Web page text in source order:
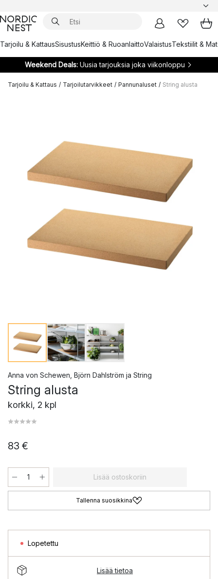
Tarjoilu & KattausSisustusKeittiö & RuoanlaittoValaistusTekstiilit &
Weekend Deals:Uusia tarjouksia joka viikonloppu
Tarjoilu & Kattaus / Tarjoilutarvikkeet / Pannunaluset / String alusta
Anna von Schewen Björn Dahlström ja String
String alusta
korkki, 2 kpl
83 €
Lisää ostoskoriin
Tallenna suosikkina
Lopetettu
Lisää tietoa